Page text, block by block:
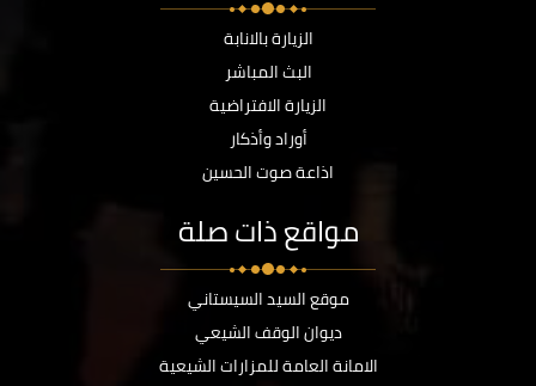
الزيارة بالانابة
البث المباشر
الزيارة الافتراضية
أوراد وأذكار
اذاعة صوت الحسين
مواقع ذات صلة
موقع السيد السيستاني
ديوان الوقف الشيعي
الامانة العامة للمزارات الشيعية